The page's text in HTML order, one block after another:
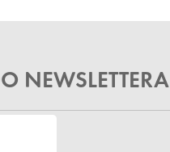
NEWSLETTERA